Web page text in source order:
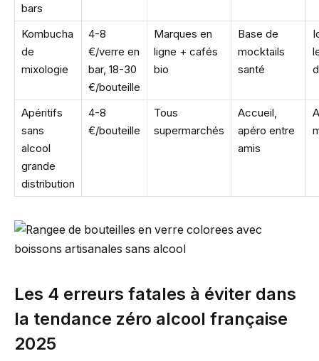
bars
Kombucha
de
mixologie
4-8
€/verre en
bar, 18-30
€/bouteille
Marques en
ligne + cafés
bio
Base de
mocktails
santé
Apéritifs
sans
alcool
grande
distribution
4-8
€/bouteille
Tous
supermarchés
Accueil,
apéro entre
amis
Les 4 erreurs fatales à éviter dans
la tendance zéro alcool française
2025